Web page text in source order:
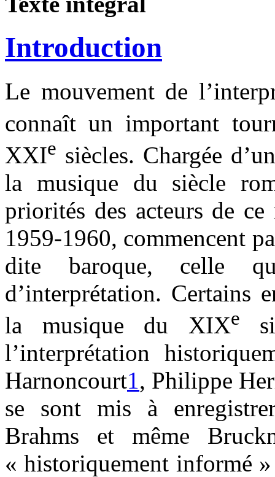
Introduction
Le mouvement de
connaît un important
XXIe siècles. Chargée
la musique du siècle
priorités des acteurs de
1959-1960, commencent
dite baroque, celle
d’interprétation. Certains
la musique du XIXe
l’interprétation
Harnoncourt1, Philippe
se sont mis à
Brahms et même
« historiquement informé